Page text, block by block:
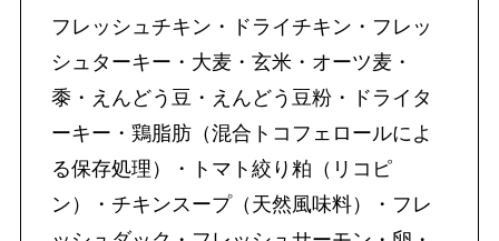
フレッシュチキン・ドライチキン・フレッ
シュターキー・大麦・玄米・オーツ麦・
黍・えんどう豆・えんどう豆粉・ドライタ
ーキー・鶏脂肪（混合トコフェロールによ
る保存処理）・トマト絞り粕（リコピ
ン）・チキンスープ（天然風味料）・フレ